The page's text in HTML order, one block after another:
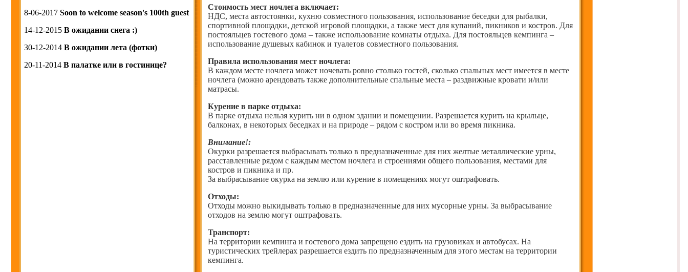
8-06-2017 Soon to welcome season's 100th guest
14-12-2015 B ожидании снега :)
30-12-2014 B ожидании лета (фотки)
20-11-2014 В палатке или в гостинице?
Стоимость мест ночлега включает:
НДС, места автостоянки, кухню совместного пользования, использование беседки для рыбалки,
спортивной площадки, детской игровой площадки, а также мест для купаний, пикников и костров. Для
постояльцев гостевого дома – также использование комнаты отдыха. Для постояльцев кемпинга –
использование душевых кабинок и туалетов совместного пользования.
Правила использования мест ночлега:
В каждом месте ночлега может ночевать ровно столько гостей, сколько спальных мест имеется в месте
ночлега (можно арендовать также дополнительные спальные места – раздвижные кровати и/или
матрасы.
Курение в парке отдыха:
В парке отдыха нельзя курить ни в одном здании и помещении. Разрешается курить на крыльце,
балконах, в некоторых беседках и на природе – рядом с костром или во время пикника.
Внимание!:
Окурки разрешается выбрасывать только в предназначенные для них желтые металлические урны,
расставленные рядом с каждым местом ночлега и строениями общего пользования, местами для
костров и пикника и пр.
За выбрасывание окурка на землю или курение в помещениях могут оштрафовать.
Отходы:
Отходы можно выкидывать только в предназначенные для них мусорные урны. За выбрасывание
отходов на землю могут оштрафовать.
Транспорт:
На территории кемпинга и гостевого дома запрещено ездить на грузовиках и автобусах. На
туристических трейлерах разрешается ездить по предназначенным для этого местам на территории
кемпинга.